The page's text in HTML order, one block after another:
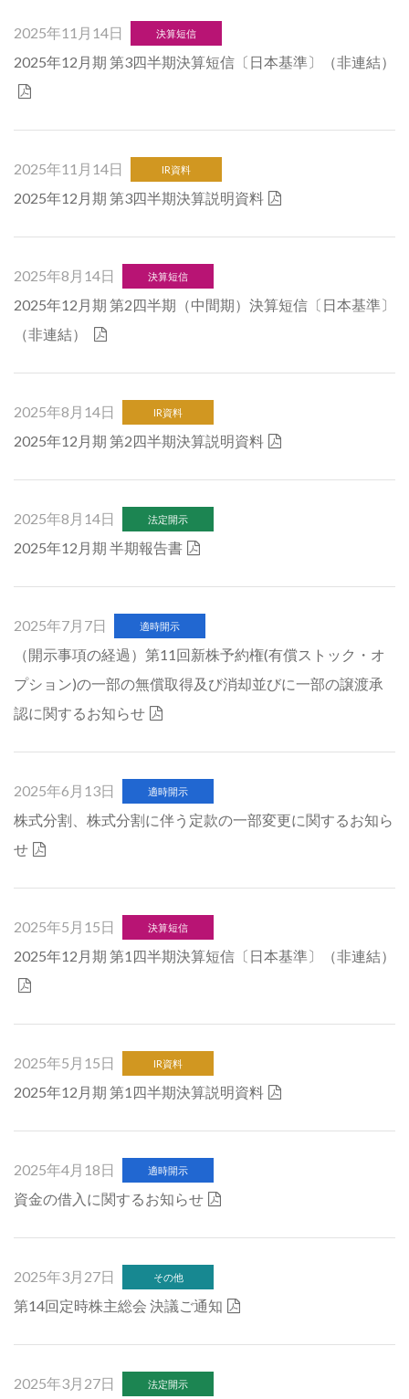
2025年11月14日 決算短信
2025年12月期 第3四半期決算短信〔日本基準〕（非連結）
2025年11月14日 IR資料
2025年12月期 第3四半期決算説明資料
2025年8月14日 決算短信
2025年12月期 第2四半期（中間期）決算短信〔日本基準〕
（非連結）
2025年8月14日 IR資料
2025年12月期 第2四半期決算説明資料
2025年8月14日 法定開示
2025年12月期 半期報告書
2025年7月7日 適時開示
（開示事項の経過）第11回新株予約権(有償ストック・オ
プション)の一部の無償取得及び消却並びに一部の譲渡承
認に関するお知らせ
2025年6月13日 適時開示
株式分割、株式分割に伴う定款の一部変更に関するお知ら
せ
2025年5月15日 決算短信
2025年12月期 第1四半期決算短信〔日本基準〕（非連結）
2025年5月15日 IR資料
2025年12月期 第1四半期決算説明資料
2025年4月18日 適時開示
資金の借入に関するお知らせ
2025年3月27日 その他
第14回定時株主総会 決議ご通知
2025年3月27日 法定開示